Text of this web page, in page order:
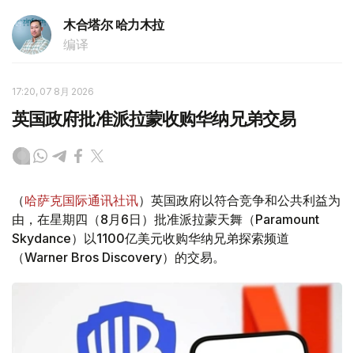
木合塔尔 哈力木拉
编译
17:20, 07 8月 2026
英国政府批准派拉蒙收购华纳兄弟交易
（哈萨克国际通讯社讯）英国政府以符合竞争和公共利益为
由，在星期四（8月6日）批准派拉蒙天舞（Paramount
Skydance）以1100亿美元收购华纳兄弟探索频道
（Warner Bros Discovery）的交易。